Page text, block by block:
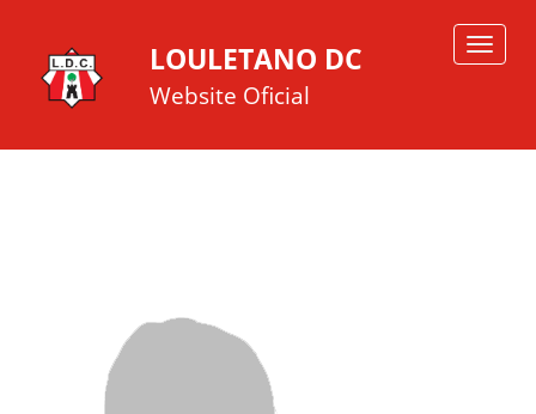
Toggle
LOULETANO DC
Website Oficial